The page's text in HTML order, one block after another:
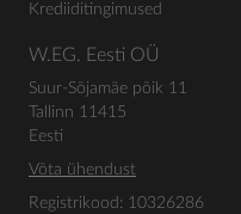
Krediiditingimused
W.EG. Eesti OÜ
Suur-Sõjamäe põik 11
Tallinn 11415
Eesti
Võta ühendust
Registrikood: 10326286